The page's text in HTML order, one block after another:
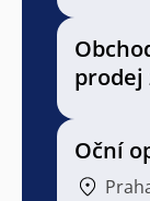
prodej
Oční